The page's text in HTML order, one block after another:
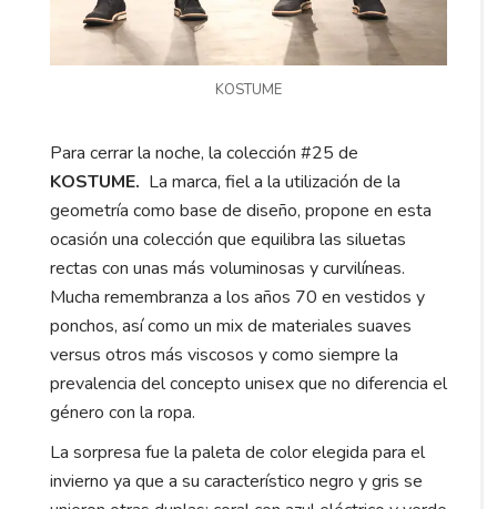
KOSTUME
Para cerrar la noche, la colección #25 de
KOSTUME. La marca, fiel a la utilización de la
geometría como base de diseño, propone en esta
ocasión una colección que equilibra las siluetas
rectas con unas más voluminosas y curvilíneas.
Mucha remembranza a los años 70 en vestidos y
ponchos, así como un mix de materiales suaves
versus otros más viscosos y como siempre la
prevalencia del concepto unisex que no diferencia el
género con la ropa.
La sorpresa fue la paleta de color elegida para el
invierno ya que a su característico negro y gris se